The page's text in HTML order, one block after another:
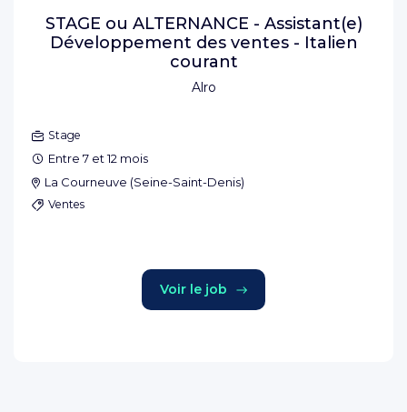
Alro
STAGE ou ALTERNANCE - Assistant(e)
Développement des ventes - Italien
courant
Stage
Entre 7 et 12 mois
La Courneuve (Seine-Saint-Denis)
Ventes
Voir le job